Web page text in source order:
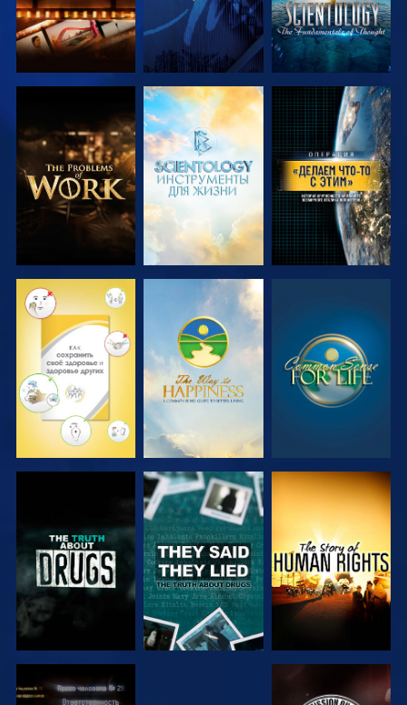
СМОТРЕТЬ
ПЕРЕДАЧИ
СМОТРЕТЬ
ПЕРЕДАЧИ
СМОТРЕТЬ
СМОТРЕТЬ СМОТРЕТЬ СМОТРЕТЬ
СМОТРЕТЬ СМОТРЕТЬ